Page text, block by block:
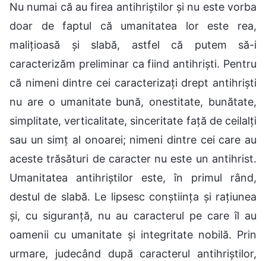
Nu numai că au firea antihriștilor și nu este vorba
doar de faptul că umanitatea lor este rea,
malițioasă și slabă, astfel că putem să-i
caracterizăm preliminar ca fiind antihriști. Pentru
că nimeni dintre cei caracterizați drept antihriști
nu are o umanitate bună, onestitate, bunătate,
simplitate, verticalitate, sinceritate față de ceilalți
sau un simț al onoarei; nimeni dintre cei care au
aceste trăsături de caracter nu este un antihrist.
Umanitatea antihriștilor este, în primul rând,
destul de slabă. Le lipsesc conștiința și rațiunea
și, cu siguranță, nu au caracterul pe care îl au
oamenii cu umanitate și integritate nobilă. Prin
urmare, judecând după caracterul antihriștilor,